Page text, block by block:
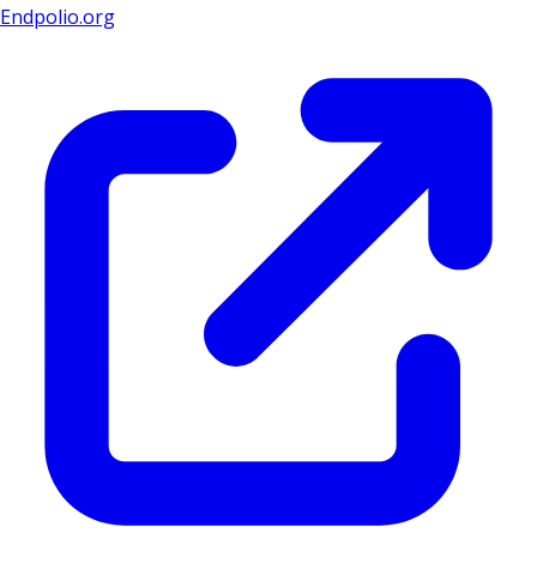
Endpolio.org